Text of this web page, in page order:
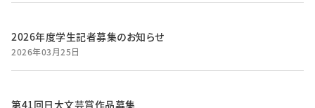
2026年度学生記者募集のお知らせ
2026年03月25日
第41回日大文芸賞作品募集